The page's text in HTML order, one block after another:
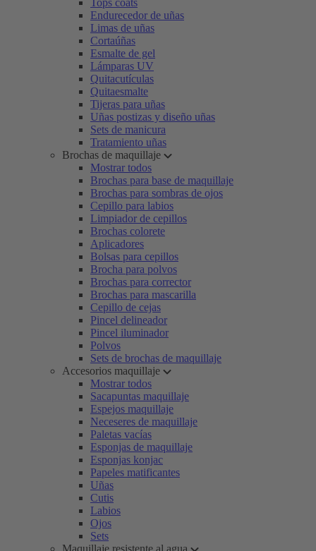
Tops coats
Endurecedor de uñas
Limas de uñas
Cortaúñas
Esmalte de gel
Lámparas UV
Quitacutículas
Quitaesmalte
Tijeras para uñas
Uñas postizas y diseño uñas
Sets de manicura
Tratamiento uñas
Brochas de maquillaje
Mostrar todos
Brochas para base de maquillaje
Brochas para sombras de ojos
Cepillo para labios
Limpiador de cepillos
Brochas colorete
Aplicadores
Bolsas para cepillos
Brocha para polvos
Brochas para corrector
Brochas para mascarilla
Cepillo de cejas
Pincel delineador
Pincel iluminador
Polvos
Sets de brochas de maquillaje
Accesorios maquillaje
Mostrar todos
Sacapuntas maquillaje
Espejos maquillaje
Neceseres de maquillaje
Paletas vacías
Esponjas de maquillaje
Esponjas konjac
Papeles matificantes
Uñas
Cutis
Labios
Ojos
Sets
Maquillaje resistente al agua